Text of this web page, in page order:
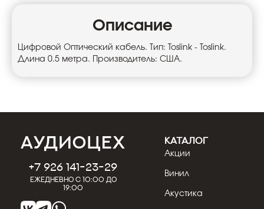
Описание
Цифровой Оптический кабель. Тип: Toslink - Toslink.
Длина 0.5 метра. Производитель: США.
+7 926 141-23-29
Ежедневно с 10:00 до
19:00
КАТАЛОГ
Акции
Винил
Акустика